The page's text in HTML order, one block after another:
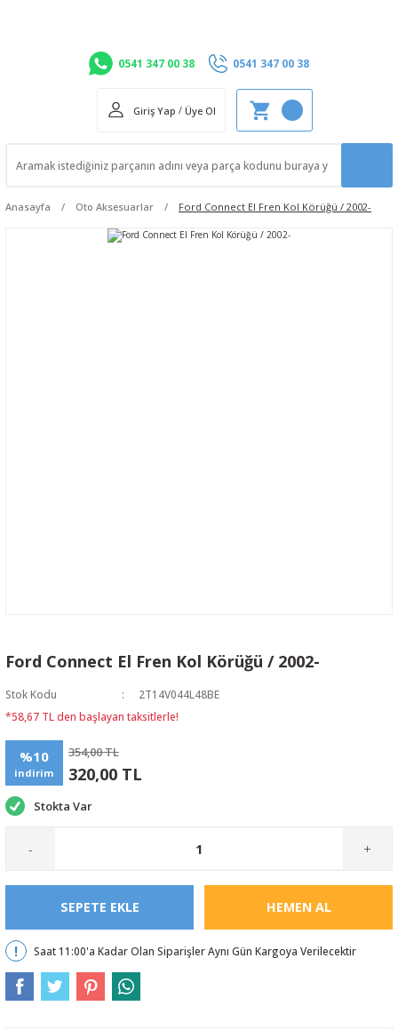
0541 347 00 38 0541 347 00 38
Giriş Yap / Üye Ol
Anasayfa Oto Aksesuarlar Ford Connect El Fren Kol Körüğü / 2002-
Ford Connect El Fren Kol Körüğü / 2002-
Stok Kodu
2T14V044L48BE
*58,67 TL den başlayan taksitlerle!
%10
indirim
354,00 TL
320,00 TL
Stokta Var
- +
SEPETE EKLE HEMEN AL
Saat 11:00'a Kadar Olan Siparişler Aynı Gün Kargoya Verilecektir